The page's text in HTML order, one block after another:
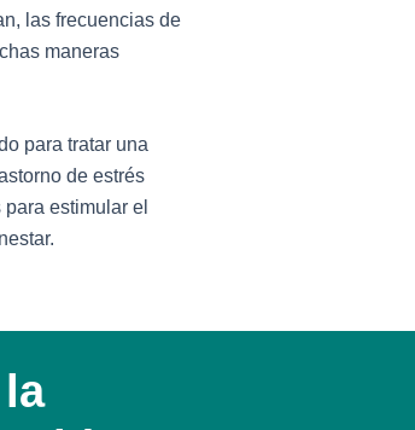
las frecuencias de
maneras
para tratar una
de estrés
estimular el